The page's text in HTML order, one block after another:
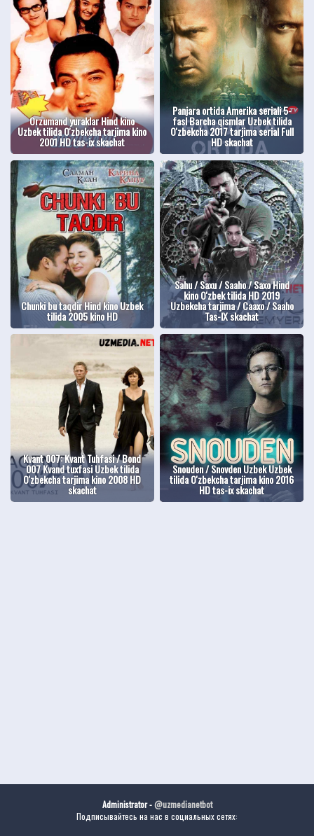
Orzumand yuraklar Hind kino
Uzbek tilida O'zbekcha tarjima kino
2001 HD tas-ix skachat
Panjara ortida Amerika seriali 5-
fasl Barcha qismlar Uzbek tilida
O'zbekcha 2017 tarjima serial Full
HD skachat
Chunki bu taqdir Hind kino Uzbek
tilida 2005 kino HD
Sahu / Saxu / Saaho / Saxo Hind
kino O'zbek tilida HD 2019
Uzbekcha tarjima / Саахо / Saaho
Tas-IX skachat
Kvant 007: Kvant Tuhfasi / Bond
007 Kvand tuxfasi Uzbek tilida
O'zbekcha tarjima kino 2008 HD
skachat
Snouden / Snovden Uzbek Uzbek
tilida O'zbekcha tarjima kino 2016
HD tas-ix skachat
Administrator -@uzmedianetbot
Подписывайтесь на нас в социальных сетях: